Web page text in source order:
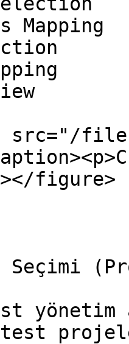
Mapping
files/
figure>
Seçimi